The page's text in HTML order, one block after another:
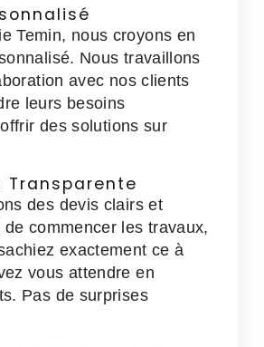
Temin, nous croyons en
Nous travaillons
avec nos clients
leurs besoins
des solutions sur
des devis clairs et
commencer les travaux,
exactement ce à
vous attendre en
Pas de surprises